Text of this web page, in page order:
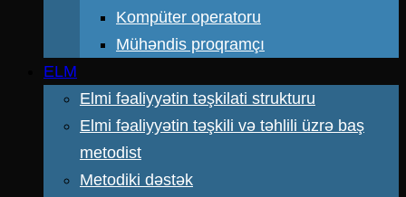
Kompüter operatoru
Mühəndis proqramçı
ELM
Elmi fəaliyyətin təşkilati strukturu
Elmi fəaliyyətin təşkili və təhlili üzrə baş
metodist
Metodiki dəstək